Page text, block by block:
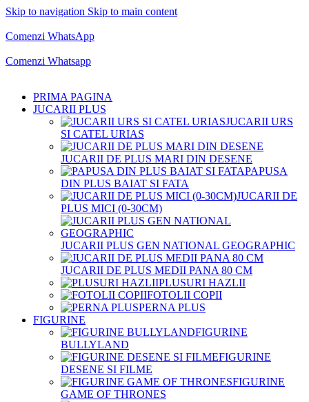
Skip to navigation Skip to main content
Comenzi WhatsApp
Comenzi Whatsapp
PRIMA PAGINA
JUCARII PLUS
JUCARII URS
SI CATEL URIAS
JUCARII DE PLUS MARI DIN DESENE
PAPUSA
DIN PLUS BAIAT SI FATA
JUCARII DE
PLUS MICI (0-30CM)
JUCARII PLUS GEN NATIONAL GEOGRAPHIC
JUCARII DE PLUS MEDII PANA 80 CM
PLUSURI HAZLII
FOTOLII COPII
PERNA PLUS
FIGURINE
FIGURINE
BULLYLAND
FIGURINE
DESENE SI FILME
FIGURINE
GAME OF THRONES